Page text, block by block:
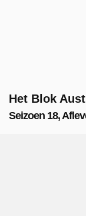
Het Blok
Seizoen 18,